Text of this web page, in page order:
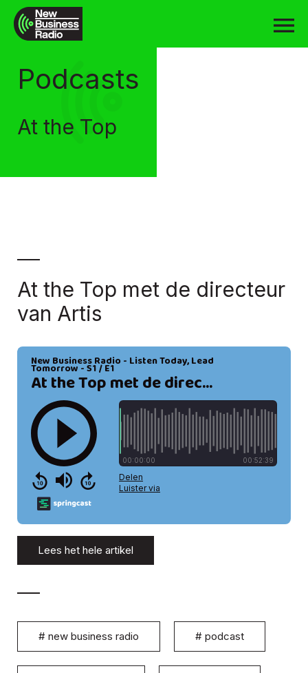
Podcasts
At the Top
At the Top met de directeur
van Artis
Lees het hele artikel
# new business radio # podcast